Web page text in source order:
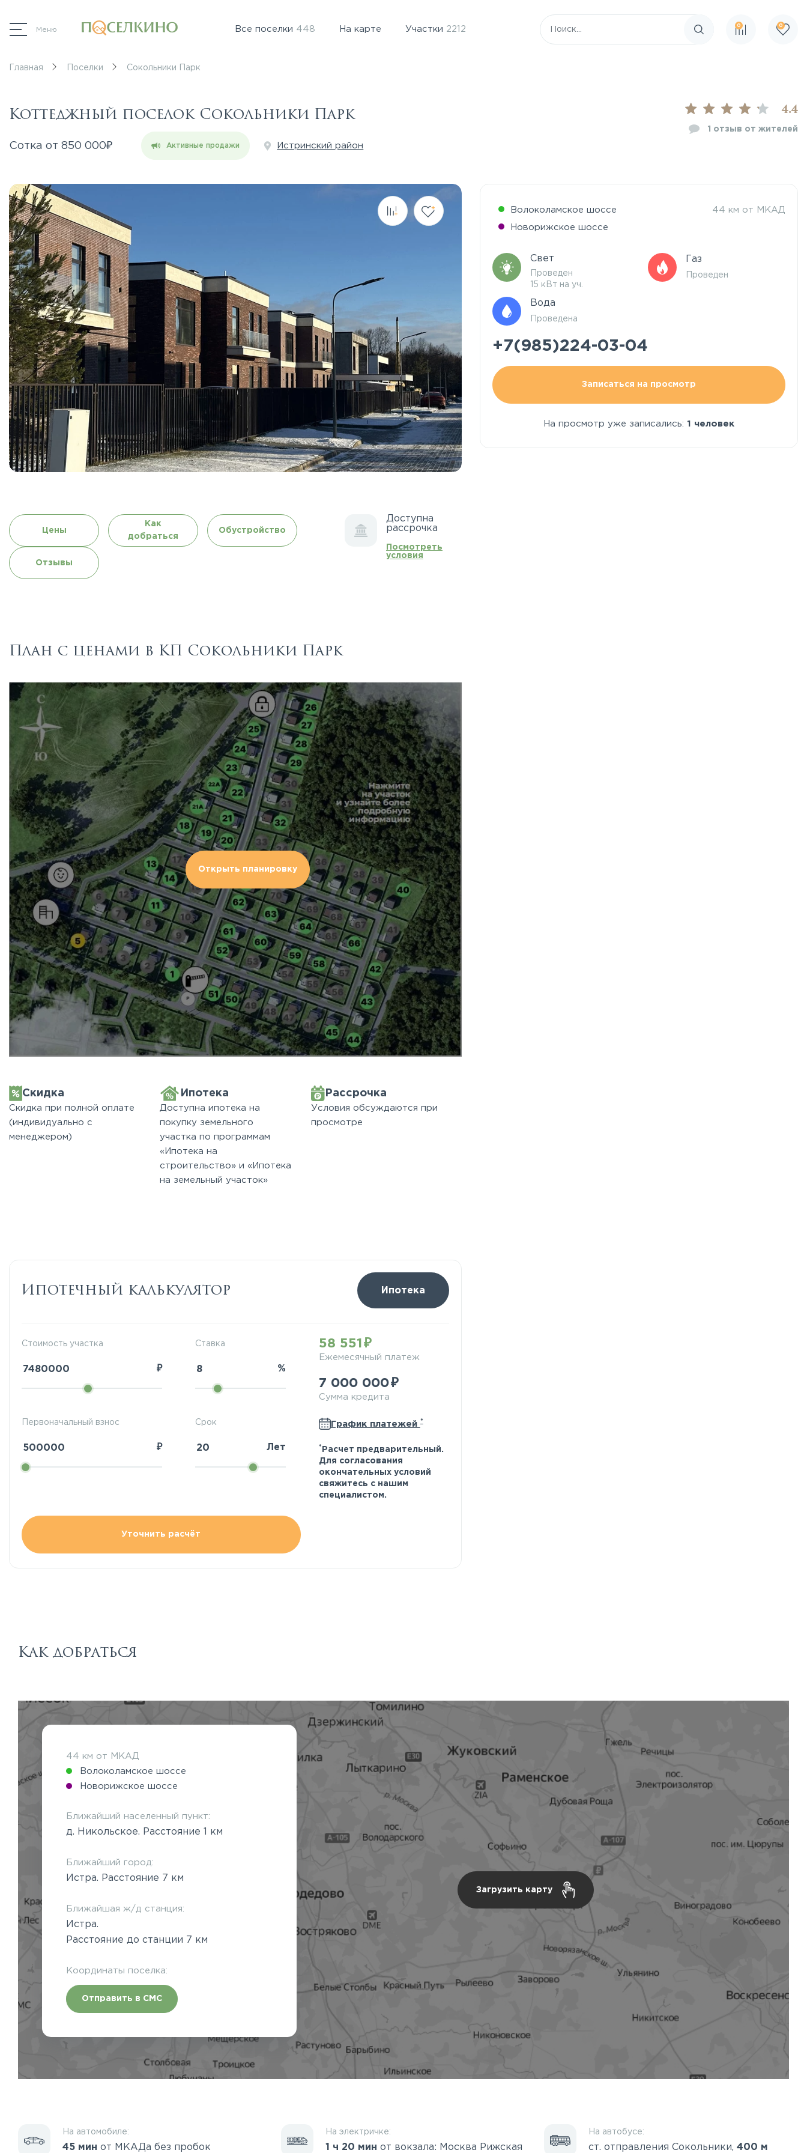
Меню Все поселки 448 На карте Участки 2212
Поиск по сайту
0 0
Главная Поселки Сокольники Парк
Коттеджный поселок Сокольники Парк
Сотка от 850 000₽ Активные продажи Истринский район
4.4
1 отзыв от жителей
Цены
Как
добраться
Обустройство
Отзывы
Доступна
рассрочка
Посмотреть
условия
План с ценами в КП Сокольники Парк
Открыть планировку
Скидка
Скидка при полной оплате
(индивидуально с
менеджером)
Ипотека
Доступна ипотека на
покупку земельного
участка по программам
«Ипотека на
строительство» и «Ипотека
на земельный участок»
Рассрочка
Условия обсуждаются при
просмотре
Ипотечный калькулятор Ипотека
Стоимость участка
₽
Ставка
%
Первоначальный взнос
₽
Срок
Лет
Уточнить расчёт
58 551
Ежемесячный платеж
7 000 000
Сумма кредита
График платежей*
* Расчет предварительный.
Для согласования
окончательных условий
свяжитесь с нашим
специалистом.
Волоколамское шоссе 44 км от МКАД
Новорижское шоссе
Свет
Проведен
15 кВт на уч.
Газ
Проведен
Вода
Проведена
+7(985)224-03-04
Записаться на просмотр
На просмотр уже записались: 1 человек
Как добраться
Загрузить карту
44 км от МКАД
Волоколамское шоссе
Новорижское шоссе
Ближайший населенный пункт:
д. Никольское. Расстояние 1 км
Ближайший город:
Истра. Расстояние 7 км
Ближайшая ж/д станция:
Истра.
Расстояние до станции 7 км
Координаты поселка:
Отправить в СМС
На автомобиле:
45 мин от МКАДа без пробок
На электричке:
1 ч 20 мин от вокзала: Москва Рижская
На автобусе:
ст. отправления Сокольники, 400 м